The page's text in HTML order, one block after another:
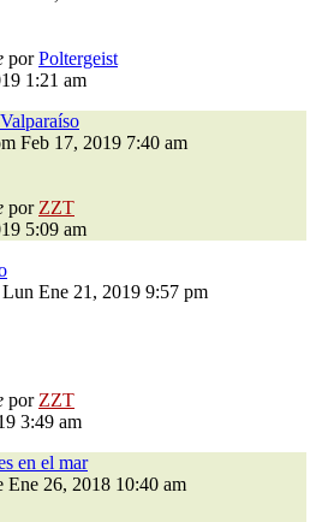
porPoltergeist
1:21 am
Feb 17, 2019 7:40 am
por ZZT
5:09 am
Lun Ene 21, 2019 9:57 pm
por ZZT
3:49 am
en el mar
Ene 26, 2018 10:40 am